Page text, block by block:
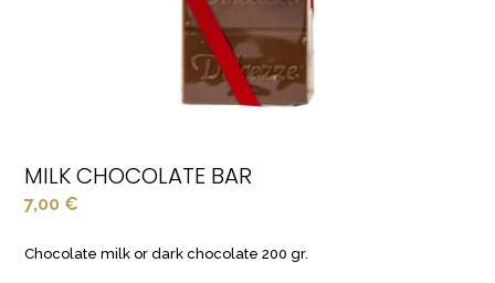
MILK CHOCOLATE BAR
7,00 €
Chocolate milk or dark chocolate 200 gr.